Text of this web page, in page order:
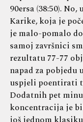
90ersa (38:50).
Karike, koja je
je malo-pomalo
samoj završnici
rezultatu 77-77
napad za pobjedu
uspjeli poentirati
Dodatnih pet
koncentracija je